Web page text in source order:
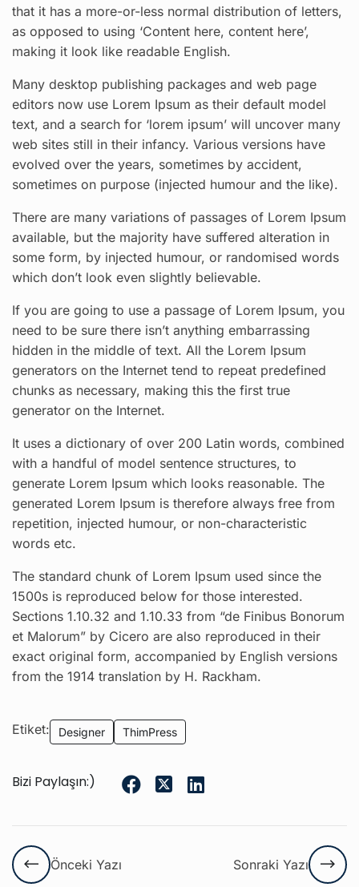
that it has a more-or-less normal distribution of letters,
as opposed to using ‘Content here, content here’,
making it look like readable English.
Many desktop publishing packages and web page
editors now use Lorem Ipsum as their default model
text, and a search for ‘lorem ipsum’ will uncover many
web sites still in their infancy. Various versions have
evolved over the years, sometimes by accident,
sometimes on purpose (injected humour and the like).
There are many variations of passages of Lorem Ipsum
available, but the majority have suffered alteration in
some form, by injected humour, or randomised words
which don’t look even slightly believable.
If you are going to use a passage of Lorem Ipsum, you
need to be sure there isn’t anything embarrassing
hidden in the middle of text. All the Lorem Ipsum
generators on the Internet tend to repeat predefined
chunks as necessary, making this the first true
generator on the Internet.
It uses a dictionary of over 200 Latin words, combined
with a handful of model sentence structures, to
generate Lorem Ipsum which looks reasonable. The
generated Lorem Ipsum is therefore always free from
repetition, injected humour, or non-characteristic
words etc.
The standard chunk of Lorem Ipsum used since the
1500s is reproduced below for those interested.
Sections 1.10.32 and 1.10.33 from “de Finibus Bonorum
et Malorum” by Cicero are also reproduced in their
exact original form, accompanied by English versions
from the 1914 translation by H. Rackham.
Etiket: Designer ThimPress
Bizi Paylaşın:)
Önceki Yazı Sonraki Yazı